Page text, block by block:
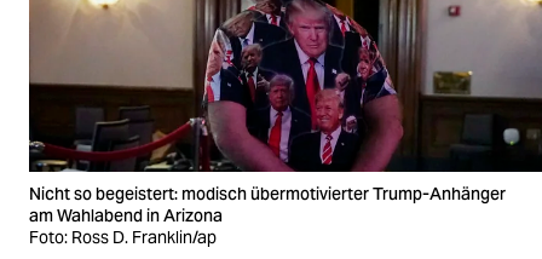
verlag
verlag
veranstaltungen
shop
fragen & hilfe
Nicht so begeistert: modisch übermotivierter Trump-Anhänger
am Wahlabend in Arizona
Foto: Ross D. Franklin/ap